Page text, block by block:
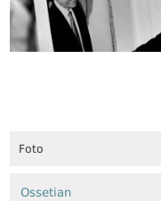
Foto
Ossetian